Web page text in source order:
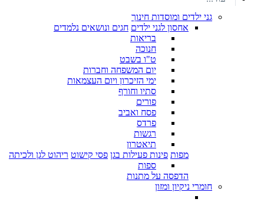
גני ילדים ומוסדות חינוך
אחסון לגני ילדים חגים ונושאים נלמדים
בריאות
חנוכה
ט"ו בשבט
יום המשפחה וחברות
ימי הזיכרון ויום העצמאות
סתיו וחורף
פורים
פסח ואביב
פרדס
רגשות
תיאטרון
מפות פינות פעילות בגן פסי קישוט ריהוט לגן ולכיתה
ספות
הדפסה על מתנות
חומרי ניקיון ומזון